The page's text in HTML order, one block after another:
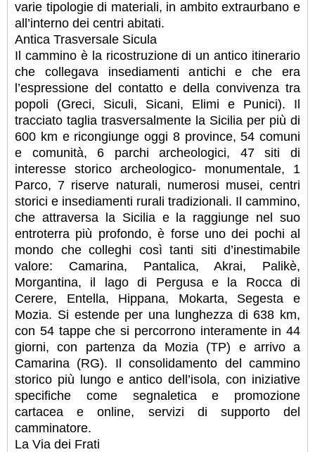
varie tipologie di materiali, in ambito extraurbano e
all’interno dei centri abitati.
Antica Trasversale Sicula
Il cammino è la ricostruzione di un antico itinerario
che collegava insediamenti antichi e che era
l’espressione del contatto e della convivenza tra
popoli (Greci, Siculi, Sicani, Elimi e Punici). Il
tracciato taglia trasversalmente la Sicilia per più di
600 km e ricongiunge oggi 8 province, 54 comuni
e comunità, 6 parchi archeologici, 47 siti di
interesse storico archeologico- monumentale, 1
Parco, 7 riserve naturali, numerosi musei, centri
storici e insediamenti rurali tradizionali. Il cammino,
che attraversa la Sicilia e la raggiunge nel suo
entroterra più profondo, è forse uno dei pochi al
mondo che colleghi così tanti siti d’inestimabile
valore: Camarina, Pantalica, Akrai, Palikè,
Morgantina, il lago di Pergusa e la Rocca di
Cerere, Entella, Hippana, Mokarta, Segesta e
Mozia. Si estende per una lunghezza di 638 km,
con 54 tappe che si percorrono interamente in 44
giorni, con partenza da Mozia (TP) e arrivo a
Camarina (RG). Il consolidamento del cammino
storico più lungo e antico dell’isola, con iniziative
specifiche come segnaletica e promozione
cartacea e online, servizi di supporto del
camminatore.
La Via dei Frati